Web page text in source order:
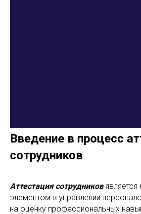
Введение в процесс
сотрудников
Аттестация сотрудников
элементом в управлении
на оценку профессиональных